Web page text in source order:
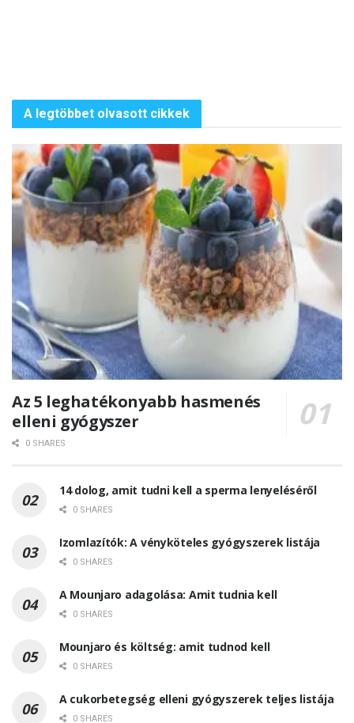
A legtöbbet olvasott cikkek
Az 5 leghatékonyabb hasmenés
elleni gyógyszer
0 SHARES
14 dolog, amit tudni kell a sperma lenyeléséről
0 SHARES
Izomlazítók: A vényköteles gyógyszerek listája
0 SHARES
A Mounjaro adagolása: Amit tudnia kell
0 SHARES
Mounjaro és költség: amit tudnod kell
0 SHARES
A cukorbetegség elleni gyógyszerek teljes listája
0 SHARES